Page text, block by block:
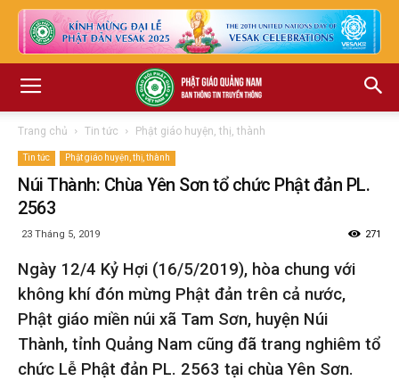
Trang chủ Tin tức Phật giáo huyện, thị, thành
Tin tức Phật giáo huyện, thị, thành
Núi Thành: Chùa Yên Sơn tổ chức Phật đản PL.
2563
23 Tháng 5, 2019 271
Ngày 12/4 Kỷ Hợi (16/5/2019), hòa chung với
không khí đón mừng Phật đản trên cả nước,
Phật giáo miền núi xã Tam Sơn, huyện Núi
Thành, tỉnh Quảng Nam cũng đã trang nghiêm tổ
chức Lễ Phật đản PL. 2563 tại chùa Yên Sơn.